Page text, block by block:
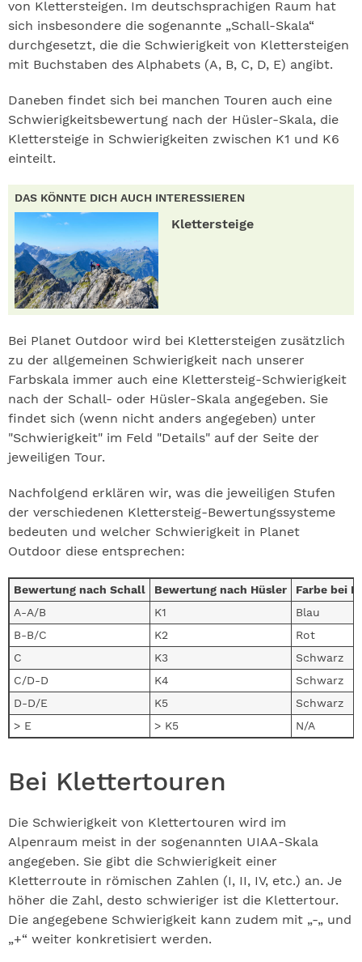
von Klettersteigen. Im deutschsprachigen Raum hat
sich insbesondere die sogenannte „Schall-Skala“
durchgesetzt, die die Schwierigkeit von Klettersteigen
mit Buchstaben des Alphabets (A, B, C, D, E) angibt.
Daneben findet sich bei manchen Touren auch eine
Schwierigkeitsbewertung nach der Hüsler-Skala, die
Klettersteige in Schwierigkeiten zwischen K1 und K6
einteilt.
DAS KÖNNTE DICH AUCH INTERESSIEREN
Klettersteige
Bei Planet Outdoor wird bei Klettersteigen zusätzlich
zu der allgemeinen Schwierigkeit nach unserer
Farbskala immer auch eine Klettersteig-Schwierigkeit
nach der Schall- oder Hüsler-Skala angegeben. Sie
findet sich (wenn nicht anders angegeben) unter
"Schwierigkeit" im Feld "Details" auf der Seite der
jeweiligen Tour.
Nachfolgend erklären wir, was die jeweiligen Stufen
der verschiedenen Klettersteig-Bewertungssysteme
bedeuten und welcher Schwierigkeit in Planet
Outdoor diese entsprechen:
Bewertung nach Schall Bewertung nach Hüsler
Farbe bei
A-A/B
K1
Blau
B-B/C
K2
Rot
C
K3
Schwarz
C/D-D
K4
Schwarz
D-D/E
K5
Schwarz
> E
> K5 N/A
Bei Klettertouren
Die Schwierigkeit von Klettertouren wird im
Alpenraum meist in der sogenannten UIAA-Skala
angegeben. Sie gibt die Schwierigkeit einer
Kletterroute in römischen Zahlen (I, II, IV, etc.) an. Je
höher die Zahl, desto schwieriger ist die Klettertour.
Die angegebene Schwierigkeit kann zudem mit „-„ und
„+“ weiter konkretisiert werden.